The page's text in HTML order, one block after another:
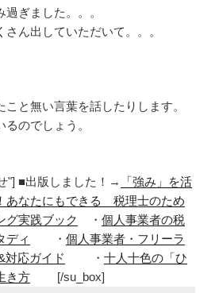
ぎました。。。
ん出していただいて。。。
と無い言葉を話したりします。
のでしょう。
"] ■出版しました！→
「強み」を活
あなたにもできる 税理士のため
グ実践ブック
・ 個人事業者の税
ディ
・ 個人事業者・フリーラ
対応ガイド
・ 十人十色の「ひ
き方 [/su_box]